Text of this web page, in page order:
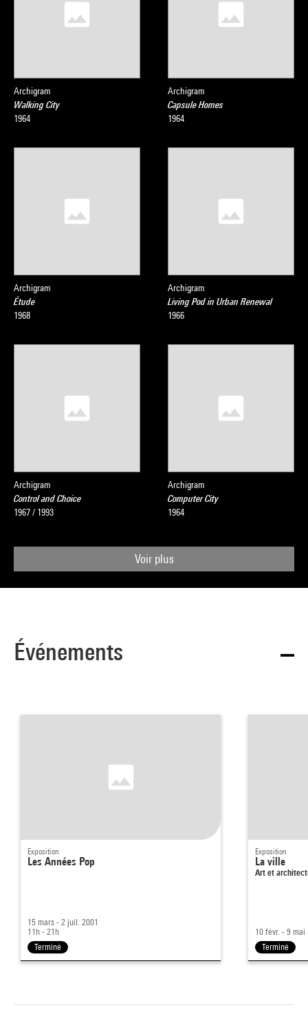
Archigram
Walking City
1964
Archigram
Capsule Homes
1964
Archigram
Étude
1968
Archigram
Living Pod in Urban Renewal
1966
Archigram
Control and Choice
1967 / 1993
Archigram
Computer City
1964
Voir plus
Événements
Exposition
Les Années Pop
15 mars - 2 juil. 2001
11h - 21h
Terminé
Exposition
La ville
Art et
10 févr. - 9 mai
Terminé